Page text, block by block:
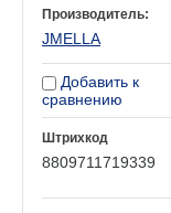
Производитель:
JMELLA
Добавить к
сравнению
Штрихкод
8809711719339